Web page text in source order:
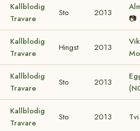
Kallblodig
Travare
Sto 2013
📷
Kallblodig
Travare
Hingst 2013
Kallblodig
Travare
Sto 2013
Kallblodig
Travare
Sto 2013